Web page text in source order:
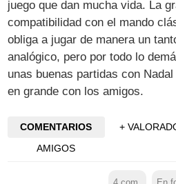
juego que dan mucha vida. La
compatibilidad con el mando
obliga a jugar de manera un
analógico, pero por todo lo
unas buenas partidas con
en grande con los amigos.
COMENTARIOS
+
AMIGOS